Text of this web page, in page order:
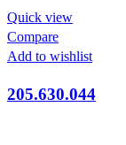
Quick view
Compare
Add to wishlist
205.630.044